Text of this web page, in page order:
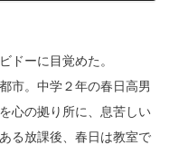
ドーに目覚めた。
市。中学２年の春日高男
心の拠り所に、息苦しい
る放課後、春日は教室で